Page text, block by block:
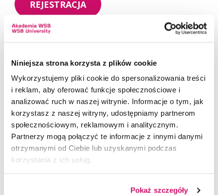
Niniejsza strona korzysta z plików cookie
Wykorzystujemy pliki cookie do spersonalizowania treści
i reklam, aby oferować funkcje społecznościowe i
analizować ruch w naszej witrynie. Informacje o tym, jak
korzystasz z naszej witryny, udostępniamy partnerom
społecznościowym, reklamowym i analitycznym.
Partnerzy mogą połączyć te informacje z innymi danymi
otrzymanymi od Ciebie lub uzyskanymi podczas
korzystania z ich usług.
Pokaż szczegóły
REJESTRACJA
Dołącz do grona ekspertów, liderów
Wydarzenia - Konferencja:
Energia Przyszłości. Nauka,
biznes i samorząd w dialogu